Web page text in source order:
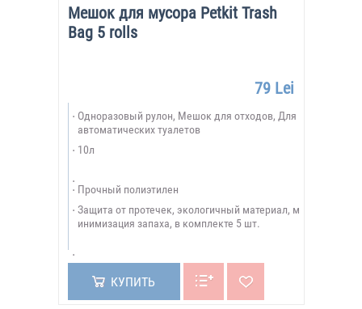
Мешок для мусора Petkit Trash
Bag 5 rolls
79 Lei
Одноразовый рулон, Мешок для отходов, Для
автоматических туалетов
10л
Прочный полиэтилен
Защита от протечек, экологичный материал, м
инимизация запаха, в комплекте 5 шт.
КУПИТЬ